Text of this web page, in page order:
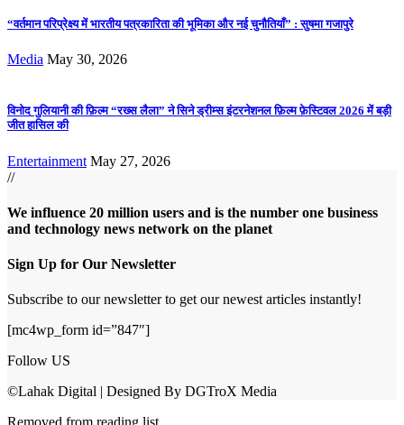
“वर्तमान परिप्रेक्ष्य में भारतीय पत्रकारिता की भूमिका और नई चुनौतियाँ” : सुषमा गजापुरे
Media May 30, 2026
विनोद गुलियानी की फ़िल्म “रख्स लैला” ने सिने ड्रीम्स इंटरनेशनल फ़िल्म फ़ेस्टिवल 2026 में बड़ी
जीत हासिल की
Entertainment May 27, 2026
//
We influence 20 million users and is the number one business
and technology news network on the planet
Sign Up for Our Newsletter
Subscribe to our newsletter to get our newest articles instantly!
[mc4wp_form id=”847″]
Follow US
©Lahak Digital | Designed By DGTroX Media